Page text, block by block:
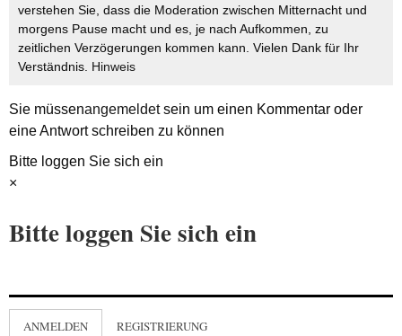
verstehen Sie, dass die Moderation zwischen Mitternacht und
morgens Pause macht und es, je nach Aufkommen, zu
zeitlichen Verzögerungen kommen kann. Vielen Dank für Ihr
Verständnis. Hinweis
Sie müssenangemeldetsein um einen Kommentar oder
eine Antwort schreiben zu können
Bitte loggen Sie sich ein
×
Bitte loggen Sie sich ein
ANMELDEN REGISTRIERUNG